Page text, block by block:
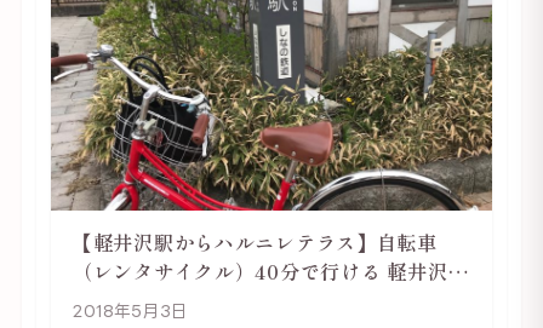
【軽井沢駅からハルニレテラス】自転車
（レンタサイクル）40分で行ける 軽井沢旅
行は自転車利用がおススメ
2018年5月3日